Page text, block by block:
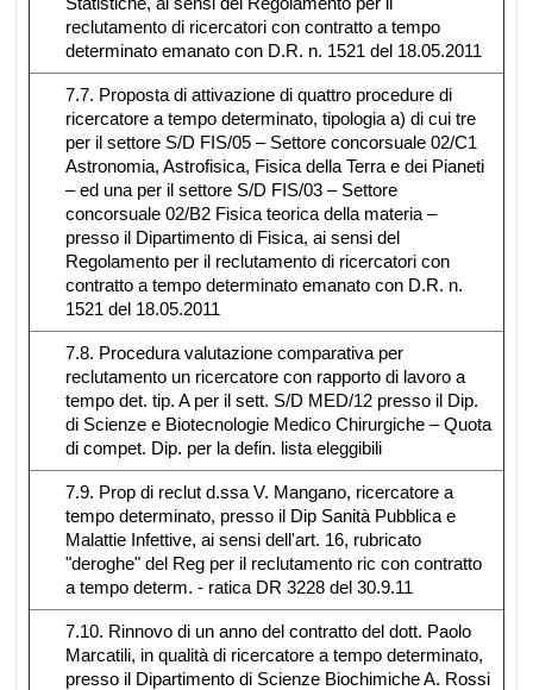
reclutamento di ricercatori con contratto a tempo
determinato emanato con D.R. n. 1521 del 18.05.2011
7.7. Proposta di attivazione di quattro procedure di
ricercatore a tempo determinato, tipologia a) di cui tre
per il settore S/D FIS/05 – Settore concorsuale 02/C1
Astronomia, Astrofisica, Fisica della Terra e dei Pianeti
– ed una per il settore S/D FIS/03 – Settore
concorsuale 02/B2 Fisica teorica della materia –
presso il Dipartimento di Fisica, ai sensi del
Regolamento per il reclutamento di ricercatori con
contratto a tempo determinato emanato con D.R. n.
1521 del 18.05.2011
7.8. Procedura valutazione comparativa per
reclutamento un ricercatore con rapporto di lavoro a
tempo det. tip. A per il sett. S/D MED/12 presso il Dip.
di Scienze e Biotecnologie Medico Chirurgiche – Quota
di compet. Dip. per la defin. lista eleggibili
7.9. Prop di reclut d.ssa V. Mangano, ricercatore a
tempo determinato, presso il Dip Sanità Pubblica e
Malattie Infettive, ai sensi dell'art. 16, rubricato
"deroghe" del Reg per il reclutamento ric con contratto
a tempo determ. - ratica DR 3228 del 30.9.11
7.10. Rinnovo di un anno del contratto del dott. Paolo
Marcatili, in qualità di ricercatore a tempo determinato,
presso il Dipartimento di Scienze Biochimiche A. Rossi